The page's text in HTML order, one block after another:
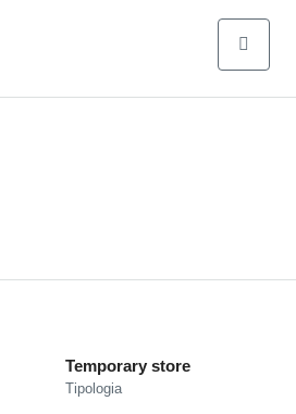
Temporary store
Tipologia